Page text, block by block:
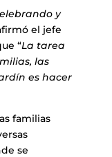
y
el jefe
“La tarea
las
es hacer
familias
se